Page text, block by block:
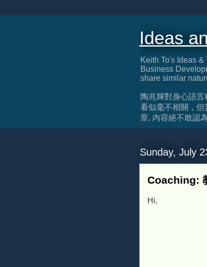
Ideas
Keith To's Ideas
Business
share similar
陶兆輝對身心語
看似毫不相關，
章, 內容絕不敢認
Sunday, July
Coaching:
Hi,